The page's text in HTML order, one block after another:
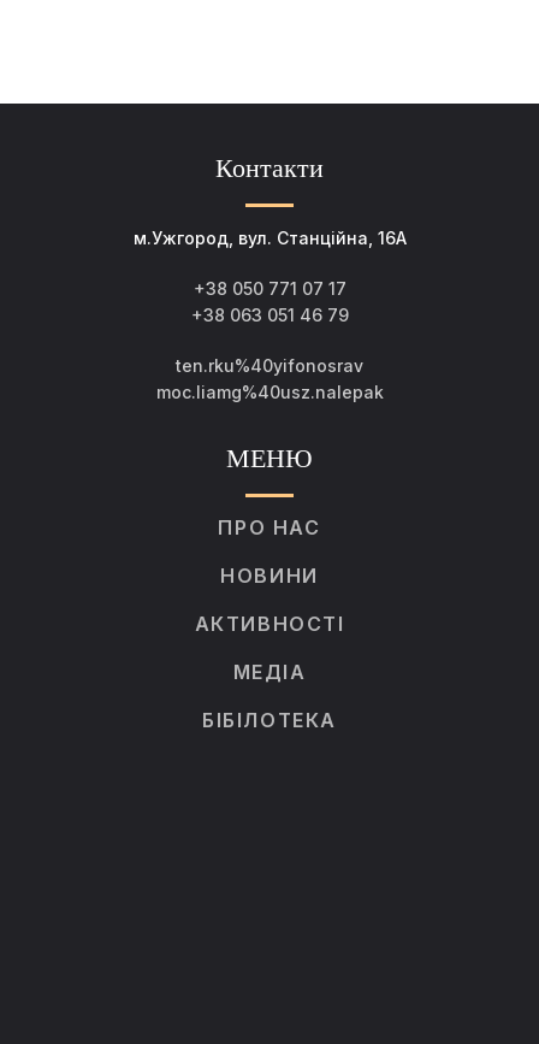
Контакти
м.Ужгород, вул. Станційна, 16А
+38 050 771 07 17
+38 063 051 46 79
ten.rku%40yifonosrav
moc.liamg%40usz.nalepak
МЕНЮ
ПРО НАС
НОВИНИ
АКТИВНОСТІ
МЕДІА
БІБІЛОТЕКА